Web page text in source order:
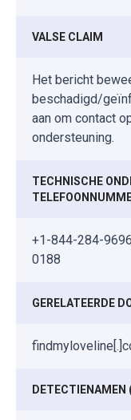
VALSE CLAIM
Het bericht
beschadigd/
aan om contact
ondersteuning.
TECHNISCHE
+1-844-284-
0188
GERELATEERDE